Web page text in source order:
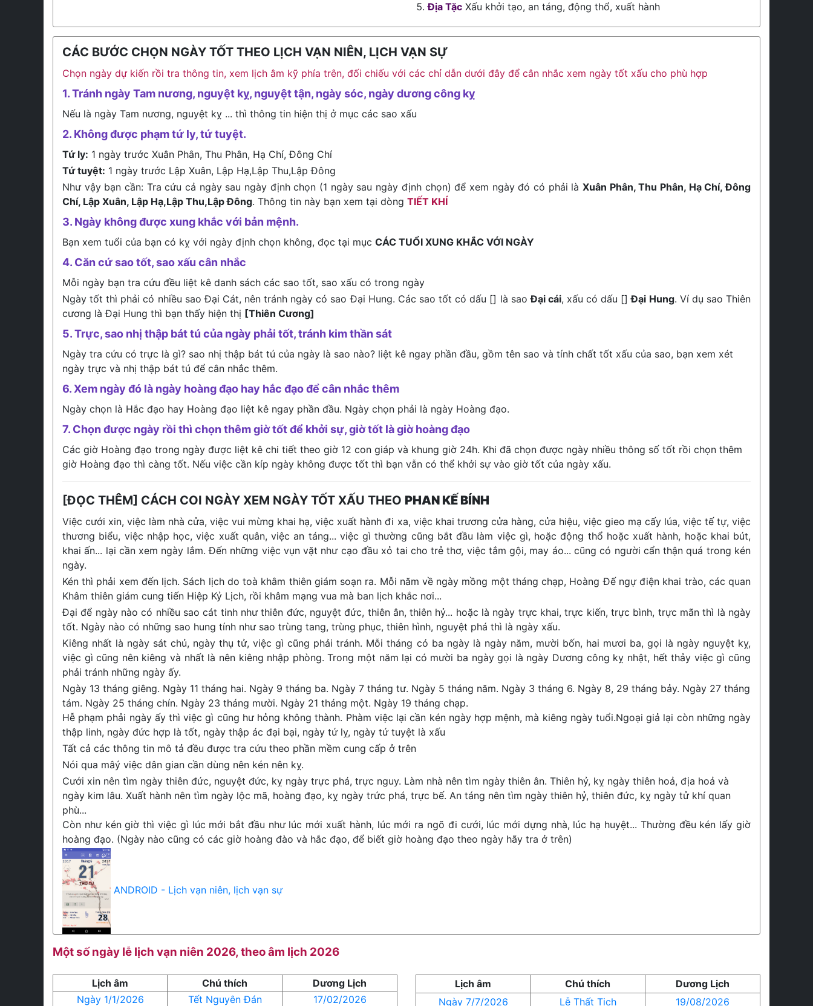
Địa Tặc Xấu khởi tạo, an táng, động thổ, xuất hành
CÁC BƯỚC CHỌN NGÀY TỐT THEO LỊCH VẠN NIÊN, LỊCH VẠN SỰ
Chọn ngày dự kiến rồi tra thông tin, xem lịch âm kỹ phía trên, đối chiếu với các chỉ dẫn dưới đây để cân nhắc xem ngày tốt xấu cho phù hợp
1. Tránh ngày Tam nương, nguyệt kỵ, nguyệt tận, ngày sóc, ngày dương công kỵ
Nếu là ngày Tam nương, nguyệt kỵ ... thì thông tin hiện thị ở mục các sao xấu
2. Không được phạm tứ ly, tứ tuyệt.
Tứ ly: 1 ngày trước Xuân Phân, Thu Phân, Hạ Chí, Đông Chí
Tứ tuyệt: 1 ngày trước Lập Xuân, Lập Hạ,Lập Thu,Lập Đông
Như vậy bạn cần: Tra cứu cả ngày sau ngày định chọn (1 ngày sau ngày định chọn) để xem ngày đó có phải là Xuân Phân, Thu Phân, Hạ Chí, Đông
Chí, Lập Xuân, Lập Hạ,Lập Thu,Lập Đông. Thông tin này bạn xem tại dòng TIẾT KHÍ
3. Ngày không được xung khắc với bản mệnh.
Bạn xem tuổi của bạn có kỵ với ngày định chọn không, đọc tại mục CÁC TUỔI XUNG KHẮC VỚI NGÀY
4. Căn cứ sao tốt, sao xấu cân nhắc
Mỗi ngày bạn tra cứu đều liệt kê danh sách các sao tốt, sao xấu có trong ngày
Ngày tốt thì phải có nhiều sao Đại Cát, nên tránh ngày có sao Đại Hung. Các sao tốt có dấu [] là saoĐại cái, xấu có dấu []Đại Hung. Ví dụ sao Thiên
cương là Đại Hung thì bạn thấy hiện thị [Thiên Cương]
5. Trực, sao nhị thập bát tú của ngày phải tốt, tránh kim thần sát
Ngày tra cứu có trực là gì? sao nhị thập bát tú của ngày là sao nào? liệt kê ngay phần đầu, gồm tên sao và tính chất tốt xấu của sao, bạn xem xét
ngày trực và nhị thập bát tú để cân nhắc thêm.
6. Xem ngày đó là ngày hoàng đạo hay hắc đạo để cân nhắc thêm
Ngày chọn là Hắc đạo hay Hoàng đạo liệt kê ngay phần đầu. Ngày chọn phải là ngày Hoàng đạo.
7. Chọn được ngày rồi thì chọn thêm giờ tốt để khởi sự, giờ tốt là giờ hoàng đạo
Các giờ Hoàng đạo trong ngày được liệt kê chi tiết theo giờ 12 con giáp và khung giờ 24h. Khi đã chọn được ngày nhiều thông số tốt rồi chọn thêm
giờ Hoàng đạo thì càng tốt. Nếu việc cần kíp ngày không được tốt thì bạn vẫn có thể khởi sự vào giờ tốt của ngày xấu.
[ĐỌC THÊM] CÁCH COI NGÀY XEM NGÀY TỐT XẤU THEO PHAN KẾ BÍNH
Việc cưới xin, việc làm nhà cửa, việc vui mừng khai hạ, việc xuất hành đi xa, việc khai trương cửa hàng, cửa hiệu, việc gieo mạ cấy lúa, việc tế tự, việc
thương biểu, việc nhập học, việc xuất quân, việc an táng... việc gì thường cũng bắt đầu làm việc gì, hoặc động thổ hoặc xuất hành, hoặc khai bút,
khai ấn... lại cần xem ngày lắm. Đến những việc vụn vặt như cạo đầu xỏ tai cho trẻ thơ, việc tắm gội, may áo... cũng có người cẩn thận quá trong kén
ngày.
Kén thì phải xem đến lịch. Sách lịch do toà khâm thiên giám soạn ra. Mỗi năm về ngày mồng một tháng chạp, Hoàng Đế ngự điện khai trào, các quan
Khâm thiên giám cung tiến Hiệp Kỷ Lịch, rồi khâm mạng vua mà ban lịch khắc nơi...
Đại để ngày nào có nhiều sao cát tinh như thiên đức, nguyệt đức, thiên ân, thiên hỷ... hoặc là ngày trực khai, trực kiến, trực bình, trực mãn thì là ngày
tốt. Ngày nào có những sao hung tính như sao trùng tang, trùng phục, thiên hình, nguyệt phá thì là ngày xấu.
Kiêng nhất là ngày sát chủ, ngày thụ tử, việc gì cũng phải tránh. Mỗi tháng có ba ngày là ngày năm, mười bốn, hai mươi ba, gọi là ngày nguyệt kỵ,
việc gì cũng nên kiêng và nhất là nên kiêng nhập phòng. Trong một năm lại có mười ba ngày gọi là ngày Dương công kỵ nhật, hết thảy việc gì cũng
phải tránh những ngày ấy.
Ngày 13 tháng giêng. Ngày 11 tháng hai. Ngày 9 tháng ba. Ngày 7 tháng tư. Ngày 5 tháng năm. Ngày 3 tháng 6. Ngày 8, 29 tháng bảy. Ngày 27 tháng
tám. Ngày 25 tháng chín. Ngày 23 tháng mười. Ngày 21 tháng một. Ngày 19 tháng chạp.
Hễ phạm phải ngày ấy thì việc gì cũng hư hỏng không thành. Phàm việc lại cần kén ngày hợp mệnh, mà kiêng ngày tuổi.Ngoại giả lại còn những ngày
thập linh, ngày đức hợp là tốt, ngày thập ác đại bại, ngày tứ lỵ, ngày tứ tuyệt là xấu
Tất cả các thông tin mô tả đều được tra cứu theo phần mềm cung cấp ở trên
Nói qua mâý việc dân gian cần dùng nên kén nên kỵ.
Cưới xin nên tìm ngày thiên đức, nguyệt đức, kỵ ngày trực phá, trực nguy. Làm nhà nên tìm ngày thiên ân. Thiên hỷ, kỵ ngày thiên hoả, địa hoả và
ngày kim lâu. Xuất hành nên tìm ngày lộc mã, hoàng đạo, kỵ ngày trức phá, trực bế. An táng nên tìm ngày thiên hỷ, thiên đức, kỵ ngày tử khí quan
phù...
Còn như kén giờ thì việc gì lúc mới bắt đầu như lúc mới xuất hành, lúc mới ra ngõ đi cưới, lúc mới dựng nhà, lúc hạ huyệt... Thường đều kén lấy giờ
hoàng đạo. (Ngày nào cũng có các giờ hoàng đào và hắc đạo, để biết giờ hoàng đạo theo ngày hãy tra ở trên)
ANDROID - Lịch vạn niên, lịch vạn sự
Một số ngày lễ lịch vạn niên 2026, theo âm lịch 2026
Lịch âm Chú thích
Dương Lịch
Ngày 1/1/2026
Tết Nguyên Đán 17/02/2026
Lịch âm Chú thích
Dương Lịch
Ngày 7/7/2026
Lễ Thất Tịch 19/08/2026